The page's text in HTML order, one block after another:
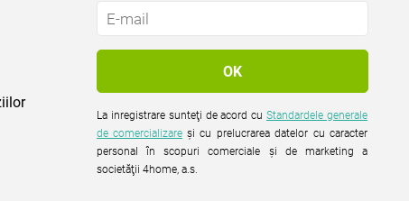
La inregistrare sunteţi de acord cuStandardele generale
de comercializare şi cu prelucrarea datelor cu caracter
personal în scopuri comerciale şi de marketing a
societăţii 4home, a.s.